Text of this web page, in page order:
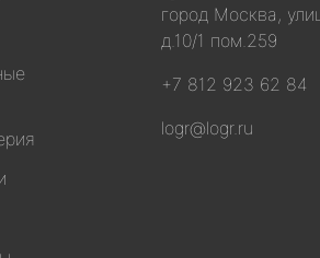
город Москва,
д.10/1 пом.259
+7 812 923 62 84
logr@logr.ru